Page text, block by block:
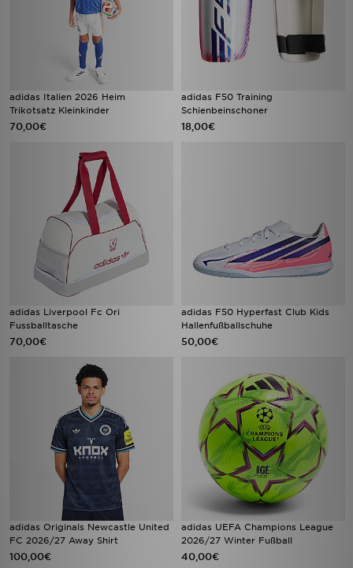
adidas Italien 2026 Heim
Trikotsatz Kleinkinder
70,00€
adidas F50 Training
Schienbeinschoner
18,00€
adidas Liverpool Fc Ori
Fussballtasche
70,00€
adidas F50 Hyperfast Club Kids
Hallenfußballschuhe
50,00€
adidas Originals Newcastle United
FC 2026/27 Away Shirt
100,00€
adidas UEFA Champions League
2026/27 Winter Fußball
40,00€